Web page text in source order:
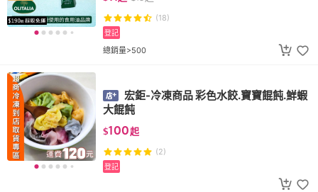
(18)
總銷量>500
登記
宏鉅-冷凍商品 彩色水餃.寶寶餛飩.鮮蝦
大餛飩
$100起
(2)
登記